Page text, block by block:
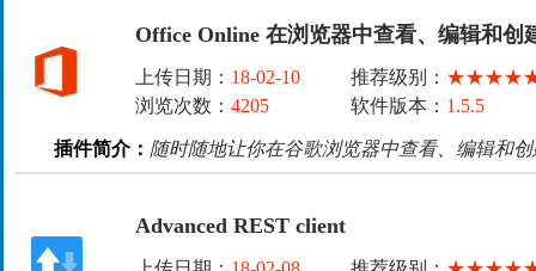
Office Online 在浏览器中查看、编辑和创
上传日期： 18-02-10 推荐级别：
浏览次数： 4205 软件版本： 1.5.5
插件简介： 随时随地让你在谷歌浏览器中查看、编辑和创
Advanced REST client